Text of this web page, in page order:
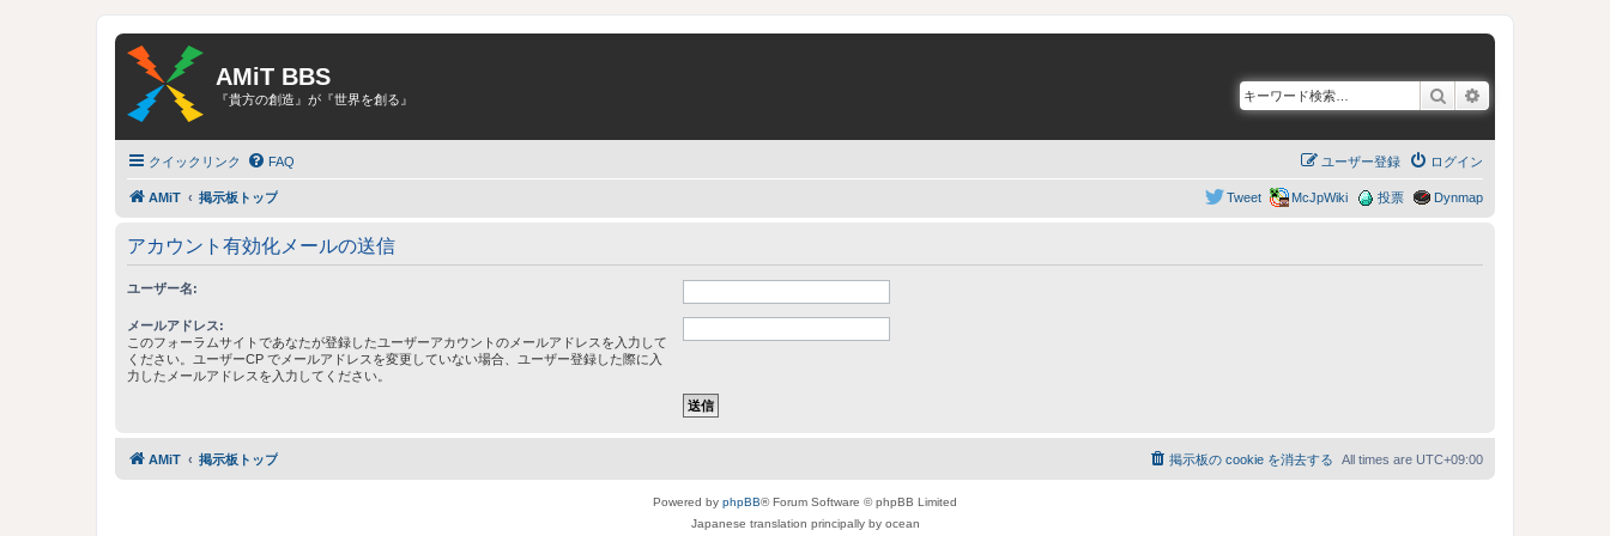
AMiT BBS
『貴方の創造』が『世界を創る』 検索
クイックリンク FAQ ログイン
ユーザー登録
AMiT 掲示板トップ Dynmap
投票
McJpWiki
Tweet
アカウント有効化メールの送信
ユーザー名:
メールアドレス:
このフォーラムサイトであなたが登録したユーザーアカウントのメールアドレスを入力して
ください。ユーザーCP でメールアドレスを変更していない場合、ユーザー登録した際に入
力したメールアドレスを入力してください。
AMiT 掲示板トップ All times are UTC+09:00
掲示板の cookie を消去する
Powered by phpBB® Forum Software © phpBB Limited
Japanese translation principally by ocean